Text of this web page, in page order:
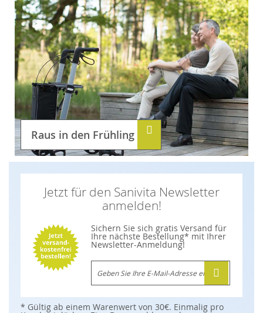
Raus in den Frühling
Jetzt für den Sanivita Newsletter
anmelden!
Sichern Sie sich gratis Versand für
Ihre nächste Bestellung* mit Ihrer
Newsletter-Anmeldung!
M
d
e
n
* Gültig ab einem Warenwert von 30€. Einmalig pro